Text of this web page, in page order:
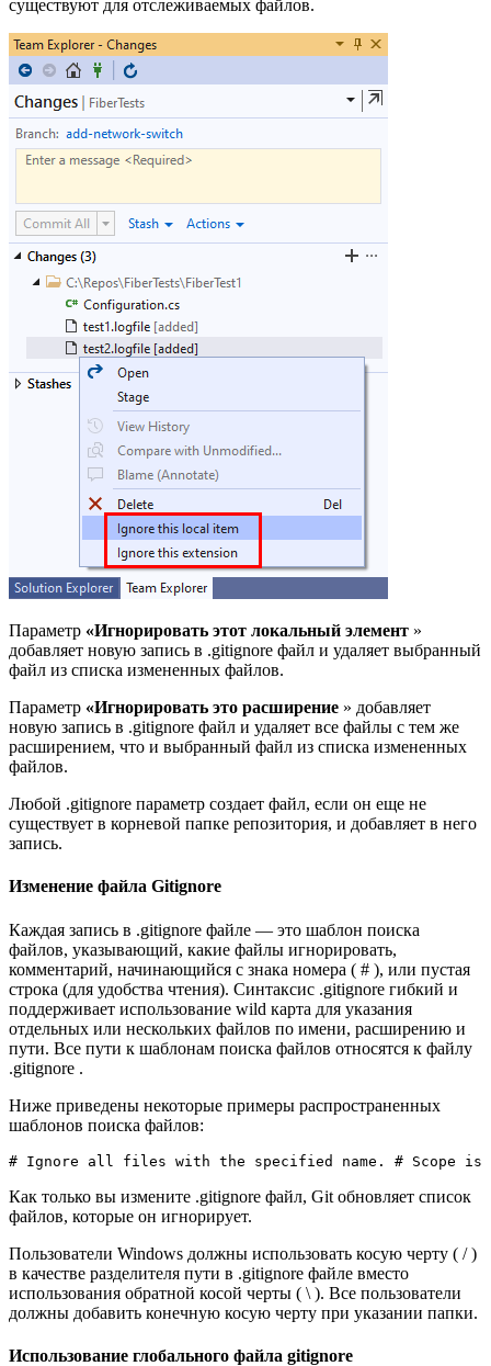
существуют для отслеживаемых файлов.
Параметр «Игнорировать этот локальный элемент »
добавляет новую запись в .gitignore файл и удаляет выбранный
файл из списка измененных файлов.
Параметр «Игнорировать это расширение » добавляет
новую запись в .gitignore файл и удаляет все файлы с тем же
расширением, что и выбранный файл из списка измененных
файлов.
Любой .gitignore параметр создает файл, если он еще не
существует в корневой папке репозитория, и добавляет в него
запись.
Изменение файла Gitignore
Каждая запись в .gitignore файле — это шаблон поиска
файлов, указывающий, какие файлы игнорировать,
комментарий, начинающийся с знака номера ( # ), или пустая
строка (для удобства чтения). Синтаксис .gitignore гибкий и
поддерживает использование wild карта для указания
отдельных или нескольких файлов по имени, расширению и
пути. Все пути к шаблонам поиска файлов относятся к файлу
.gitignore .
Ниже приведены некоторые примеры распространенных
шаблонов поиска файлов:
# Ignore all files with the specified name. # Scope
Как только вы измените .gitignore файл, Git обновляет список
файлов, которые он игнорирует.
Пользователи Windows должны использовать косую черту ( / )
в качестве разделителя пути в .gitignore файле вместо
использования обратной косой черты ( \ ). Все пользователи
должны добавить конечную косую черту при указании папки.
Использование глобального файла gitignore